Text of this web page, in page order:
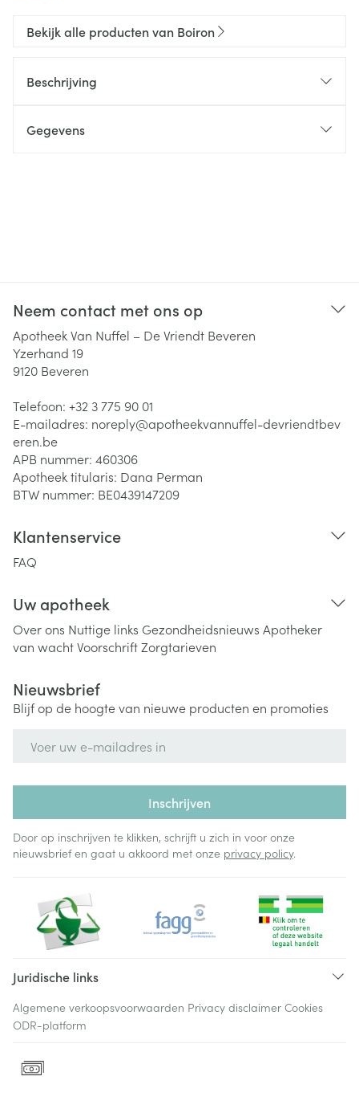
Bekijk alle producten van Boiron
Beschrijving
Gegevens
Neem contact met ons op
Apotheek Van Nuffel – De Vriendt Beveren
Yzerhand 19
9120 Beveren
Telefoon: +32 3 775 90 01
E-mailadres: noreply@apotheekvannuffel-devriendtbev
eren.be
APB nummer: 460306
Apotheek titularis: Dana Perman
BTW nummer: BE0439147209
Klantenservice
FAQ
Uw apotheek
Over ons Nuttige links Gezondheidsnieuws Apotheker
van wachtVoorschriftZorgtarieven
Nieuwsbrief
Blijf op de hoogte van nieuwe producten en promoties
Inschrijven
Door op inschrijven te klikken, schrijft u zich in voor onze
nieuwsbrief en gaat u akkoord met onze privacy policy.
Juridische links
Algemene verkoopsvoorwaarden Privacy disclaimer Cookies
ODR-platform